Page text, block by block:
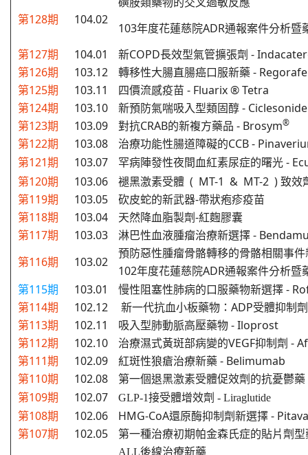
第128期 104.02
103年度花蓮慈院ADR通報案件分析
第127期
104.01
新COPD長效型氣管擴張劑 -
第126期
103.12
轉移性大腸直腸癌口服新藥 -
第125期
103.11 四價流感疫苗 - Fluarix® Tetra
第124期
103.10
新預防氣喘吸入型類固醇 - Ciclesonide
第123期
103.09 對抗CRAB的新複方藥品 - Brosym®
第122期 103.08
治療功能性腸道障礙的CCB -
第121期
103.07 罕病陣發性夜間血紅素尿症的曙光 -
第120期
103.06
褪黑激素受體 ( MT-1 & MT-2 ) 致效
第119期
103.05
砍皮蛇的新武器-帶狀疱疹疫苗
第118期
103.04
天然降血脂製劑-紅麴膠囊
第117期
103.03
淋巴性血液腫瘤治療新選擇 -
第116期
103.02
預防惡性腫瘤骨骼轉移的骨骼相關事
102年度花蓮慈院ADR通報案件分析
第115期
103.01
慢性阻塞性肺病的口服藥物新選擇 -
第114期
102.12
新一代抗血小板藥物：ADP受體抑制
第113期
102.11
吸入型肺動脈高壓藥物 - Iloprost
第112期
102.10
治療濕式黃斑部病變的VEGF抑制劑 -
第111期
102.09
紅斑性狼瘡治療新藥 - Belimumab
第110期
102.08 第一個退黑激素受體促效劑的抗憂鬱藥
第109期 102.07 GLP-1接受體增效劑 - Liraglutide
第108期 102.06
HMG-CoA還原酶抑制劑新選擇 -
第107期
102.05
第一種治療初期帕金森氏症的貼片劑
ALL後線治療新藥